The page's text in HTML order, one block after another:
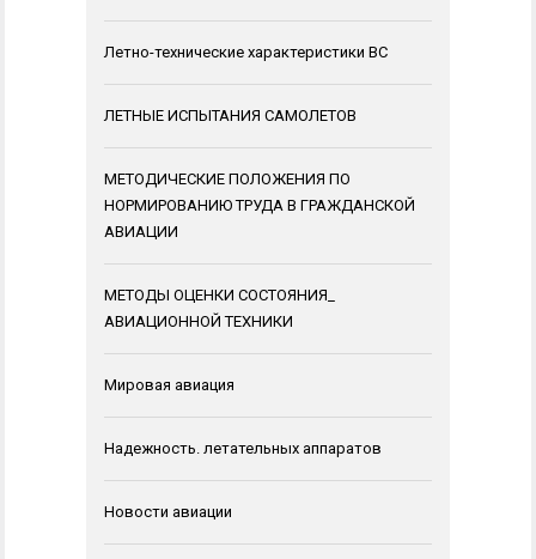
Летно-технические характеристики ВС
ЛЕТНЫЕ ИСПЫТАНИЯ САМОЛЕТОВ
МЕТОДИЧЕСКИЕ ПОЛОЖЕНИЯ ПО
НОРМИРОВАНИЮ ТРУДА В ГРАЖДАНСКОЙ
АВИАЦИИ
МЕТОДЫ ОЦЕНКИ СОСТОЯНИЯ_
АВИАЦИОННОЙ ТЕХНИКИ
Мировая авиация
Надежность. летательных аппаратов
Новости авиации